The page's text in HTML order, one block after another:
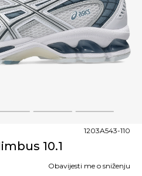
3 4 5
10.1
1203A543-110
Obavijesti me o sniženju